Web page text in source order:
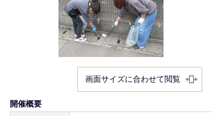
画面サイズに合わせて閲覧
開催概要